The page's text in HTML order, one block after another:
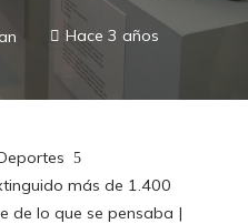
Hace 3 años
más de 1.400
de lo que se pensaba |